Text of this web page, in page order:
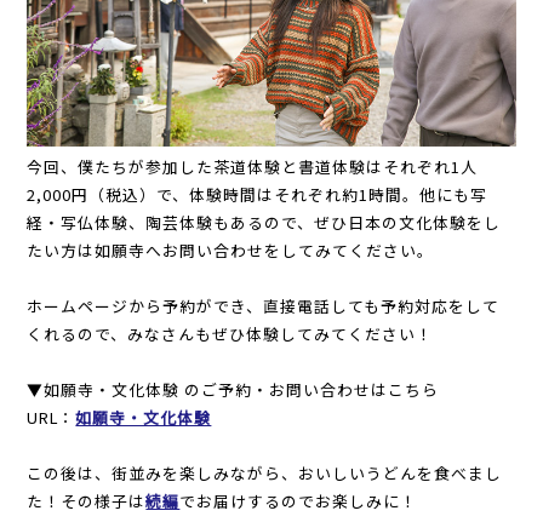
今回、僕たちが参加した茶道体験と書道体験はそれぞれ1人
2,000円（税込）で、体験時間はそれぞれ約1時間。他にも写
経・写仏体験、陶芸体験もあるので、ぜひ日本の文化体験をし
たい方は如願寺へお問い合わせをしてみてください。
ホームページから予約ができ、直接電話しても予約対応をして
くれるので、みなさんもぜひ体験してみてください！
▼如願寺・文化体験 のご予約・お問い合わせはこちら
URL：如願寺・文化体験
この後は、街並みを楽しみながら、おいしいうどんを食べまし
た！その様子は続編でお届けするのでお楽しみに！